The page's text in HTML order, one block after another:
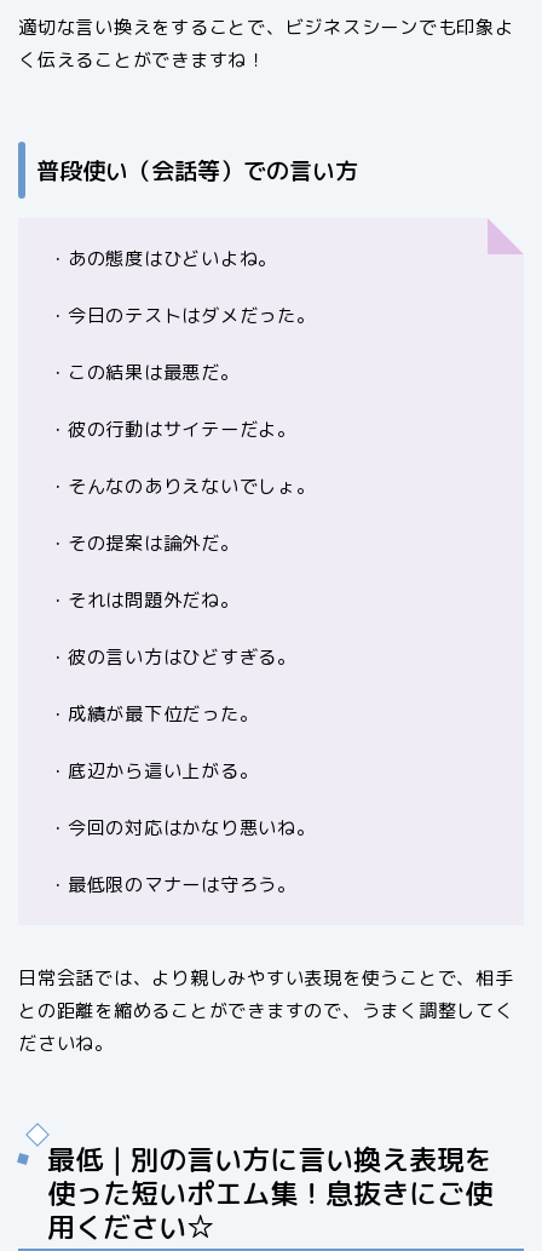
適切な言い換えをすることで、ビジネスシーンでも印象よ
く伝えることができますね！
普段使い（会話等）での言い方
・あの態度はひどいよね。
・今日のテストはダメだった。
・この結果は最悪だ。
・彼の行動はサイテーだよ。
・そんなのありえないでしょ。
・その提案は論外だ。
・それは問題外だね。
・彼の言い方はひどすぎる。
・成績が最下位だった。
・底辺から這い上がる。
・今回の対応はかなり悪いね。
・最低限のマナーは守ろう。
日常会話では、より親しみやすい表現を使うことで、相手
との距離を縮めることができますので、うまく調整してく
ださいね。
最低｜別の言い方に言い換え表現を
使った短いポエム集！息抜きにご使
用ください☆